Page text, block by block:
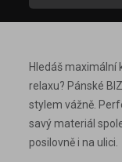
Hledáš maximální
relaxu? Pánské
stylem vážně.
savý materiál
posilovně i na ulici.